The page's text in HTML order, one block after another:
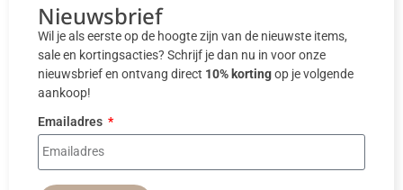
Nieuwsbrief
Wil je als eerste op de hoogte zijn van de nieuwste items,
sale en kortingsacties? Schrijf je dan nu in voor onze
nieuwsbrief en ontvang direct 10% kortingop je volgende
aankoop!
Emailadres